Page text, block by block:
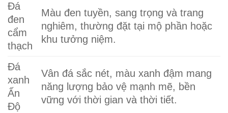
Đá
đen
cẩm
thạch
Màu đen tuyền, sang trọng và trang
nghiêm, thường đặt tại mộ phần hoặc
khu tưởng niệm.
Đá
xanh
Ấn
Độ
Vân đá sắc nét, màu xanh đậm mang
năng lượng bảo vệ mạnh mẽ, bền
vững với thời gian và thời tiết.